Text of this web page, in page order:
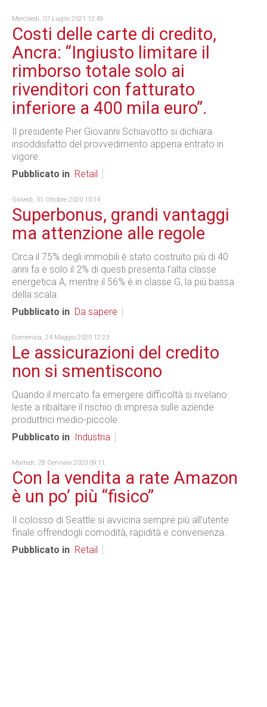
Mercoledì, 07 Luglio 2021 12:49
Costi delle carte di credito,
Ancra: “Ingiusto limitare il
rimborso totale solo ai
rivenditori con fatturato
inferiore a 400 mila euro”.
Il presidente Pier Giovanni Schiavotto si dichiara
insoddisfatto del provvedimento appena entrato in
vigore.
Pubblicato in Retail
Giovedì, 01 Ottobre 2020 10:14
Superbonus, grandi vantaggi
ma attenzione alle regole
Circa il 75% degli immobili è stato costruito più di 40
anni fa e solo il 2% di questi presenta l’alta classe
energetica A, mentre il 56% è in classe G, la più bassa
della scala.
Pubblicato in Da sapere
Domenica, 24 Maggio 2020 12:23
Le assicurazioni del credito
non si smentiscono
Quando il mercato fa emergere difficoltà si rivelano
leste a ribaltare il rischio di impresa sulle aziende
produttrici medio-piccole.
Pubblicato in
Industria
Martedì, 28 Gennaio 2020 09:11
Con la vendita a rate Amazon
è un po’ più “fisico”
Il colosso di Seattle si avvicina sempre più all’utente
finale offrendogli comodità, rapidità e convenienza.
Pubblicato in Retail